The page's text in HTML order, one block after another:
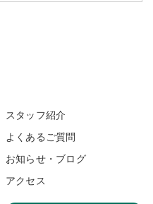
スタッフ紹介
よくあるご質問
お知らせ・ブログ
アクセス